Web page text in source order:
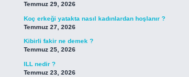
Temmuz 29, 2026
Koç erkeği yatakta nasıl kadınlardan hoşlanır ?
Temmuz 27, 2026
Kibirli fakir ne demek ?
Temmuz 25, 2026
ILL nedir ?
Temmuz 23, 2026